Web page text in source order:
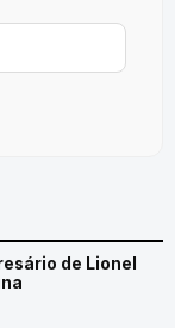
de Lionel